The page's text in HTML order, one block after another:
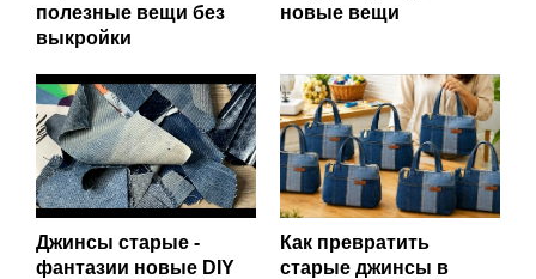
полезные вещи без
выкройки
новые вещи
Джинсы старые -
фантазии новые DIY
Как превратить
старые джинсы в